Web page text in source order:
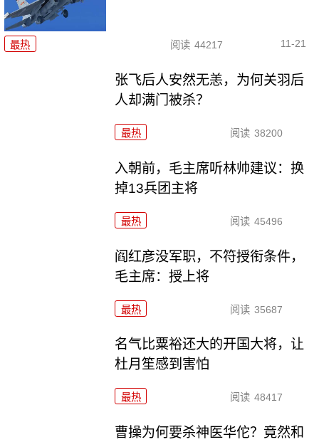
最热 阅读 44217 11-21
张飞后人安然无恙，为何关羽后
人却满门被杀？
最热 阅读 38200
入朝前，毛主席听林帅建议：换
掉13兵团主将
最热 阅读 45496
阎红彦没军职，不符授衔条件，
毛主席：授上将
最热 阅读 35687
名气比粟裕还大的开国大将，让
杜月笙感到害怕
最热 阅读 48417
曹操为何要杀神医华佗？竟然和